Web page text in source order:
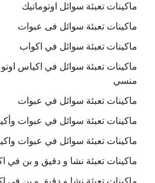
ماكينات تعبئة سوائل اوتوماتيك
ماكينات تعبئة سوائل فى عبوات
ماكينات تعبئة سوائل في اكواب
منسي
ماكينات تعبئة سوائل في عبوات
ماكينات تعبئة سوائل في عبوات
ماكينات تعبئة سوائل في عبوات
ماكينات تعبئة نشا و دقيق و بن في